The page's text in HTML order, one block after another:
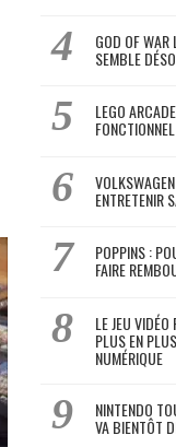
GOD OF
SEMBLE
LEGO
ENTRETENIR
POPPINS :
FAIRE
LE JEU
PLUS EN
NUMÉRIQUE
NINTENDO
VA BIENTÔT